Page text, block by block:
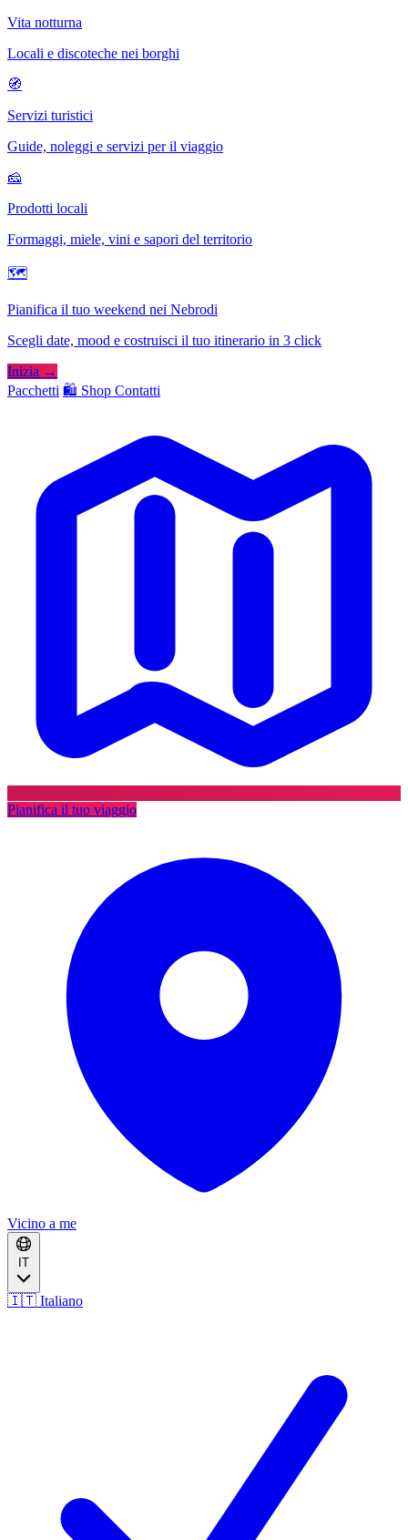
Vita notturna
Locali e discoteche nei borghi
🧭
Servizi turistici
Guide, noleggi e servizi per il viaggio
🧀
Prodotti locali
Formaggi, miele, vini e sapori del territorio
🗺
Pianifica il tuo weekend nei Nebrodi
Scegli date, mood e costruisci il tuo itinerario in 3 click
Inizia →
Pacchetti 🛍️ Shop Contatti
Pianifica il tuo viaggio
Vicino a me
IT
🇮🇹 Italiano